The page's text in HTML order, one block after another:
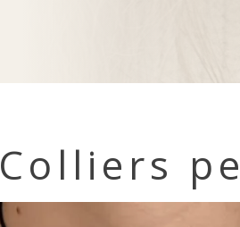
Colliers